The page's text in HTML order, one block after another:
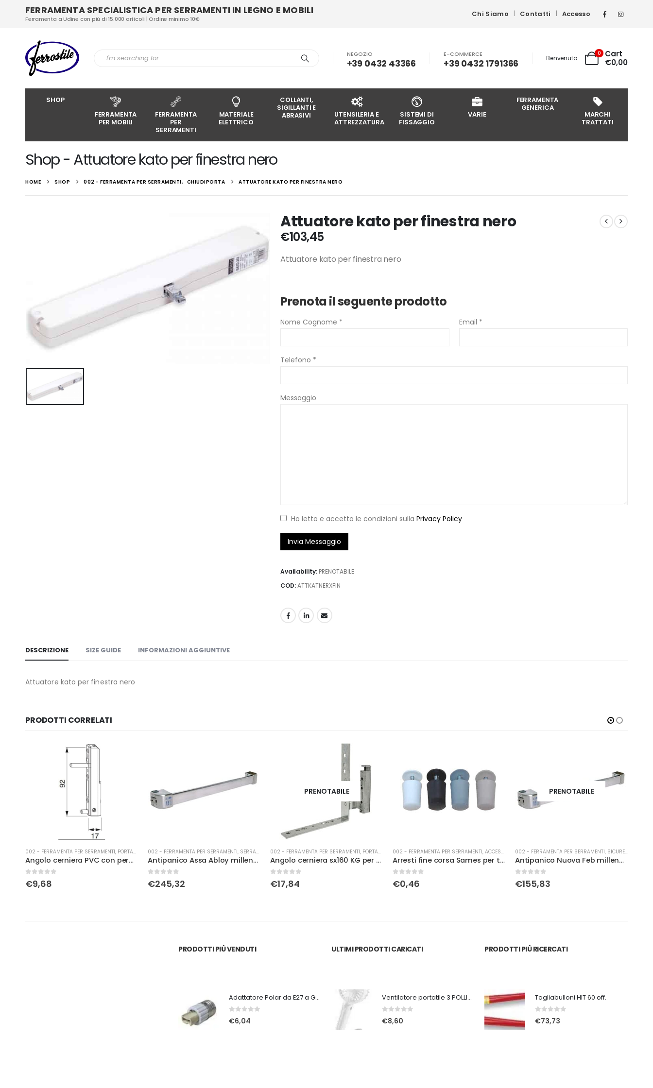
FERRAMENTA SPECIALISTICA PER SERRAMENTI IN LEGNO E MOBILI
Ferramenta a Udine con più di 15.000 articoli | Ordine minimo 10€
Chi Siamo Contatti Accesso
NEGOZIO
+39 0432 43366
E-COMMERCE
+39 0432 1791366 Benvenuto
0
Cart
€0,00
SHOP
FERRAMENTA
PER MOBILI
FERRAMENTA
PER
SERRAMENTI
MATERIALE
ELETTRICO
COLLANTI,
SIGILLANTI E
ABRASIVI
UTENSILERIA E
ATTREZZATURA
SISTEMI DI
FISSAGGIO
VARIE
FERRAMENTA
GENERICA
MARCHI
TRATTATI
Shop - Attuatore kato per finestra nero
HOME SHOP 002 - FERRAMENTA PER SERRAMENTI, CHIUDIPORTA ATTUATORE KATO PER FINESTRA NERO
Attuatore kato per finestra nero
€103,45
Attuatore kato per finestra nero
Prenota il seguente prodotto
Nome Cognome * Email *
Telefono *
Messaggio
Ho letto e accetto le condizioni sulla Privacy Policy
Availability: PRENOTABILE
COD:ATTKATNERXFIN
DESCRIZIONE SIZE GUIDE INFORMAZIONI AGGIUNTIVE
Attuatore kato per finestra nero
PRODOTTI CORRELATI
002 - FERRAMENTA PER SERRAMENTI, PORTA-FINESTRA
Angolo cerniera PVC con perni lunghi 23 mm D=5 mm argento
Su 5
€9,68
002 - FERRAMENTA PER SERRAMENTI, SERRATURE
Antipanico Assa Abloy millennium inox
Su 5
€245,32
PRENOTABILE
002 - FERRAMENTA PER SERRAMENTI, PORTA-FINESTRA
Angolo cerniera sx160 KG per portafinestra con fissaggio battuta 12/18-9 arg.
Su 5
€17,84
002 - FERRAMENTA PER SERRAMENTI, ACCESSORI PER TAPPARELLE
Arresti fine corsa Sames per tapp. pl corto BIANCO
Su 5
€0,46
PRENOTABILE
002 - FERRAMENTA PER SERRAMENTI, SICUREZZA
Antipanico Nuova Feb millennium nero
Su 5
€155,83
PRODOTTI PIÙ VENDUTI
Adattatore Polar da E27 a GU9
€6,04
ULTIMI PRODOTTI CARICATI
Ventilatore portatile 3 POLLICI ricaricabile bianco
€8,60
PRODOTTI PIÙ RICERCATI
Tagliabulloni HIT 60 off.
€73,73